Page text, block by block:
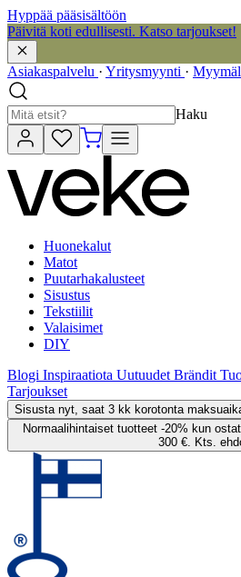
Hyppää pääsisältöön
Päivitä koti edullisesti. Katso tarjoukset!
Asiakaspalvelu · Yritysmyynti ·
Haku
Huonekalut
Matot
Puutarhakalusteet
Sisustus
Tekstiilit
Valaisimet
DIY
Blogi Inspiraatiota Uutuudet Brändit
Tarjoukset
Sisusta nyt, saat 3 kk korotonta
Normaalihintaiset tuotteet -20% kun
300 €. Kts.